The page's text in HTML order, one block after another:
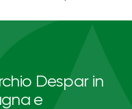
Despar in
e